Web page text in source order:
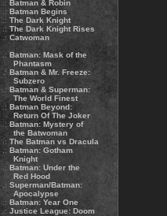
.: Batman & Robin
.: Batman Begins
.: The Dark Knight
.: The Dark Knight Rises
.: Catwoman
.:Batman: Mask of the
Phantasm
.: Batman & Mr. Freeze:
Subzero
.: Batman & Superman:
The World Finest
.: Batman Beyond:
Return Of The Joker
.: Batman: Mystery of
the Batwoman
.: The Batman vs Dracula
.: Batman: Gotham
Knight
.: Batman: Under the
Red Hood
.: Superman/Batman:
Apocalypse
.: Batman: Year One
.: Justice League: Doom